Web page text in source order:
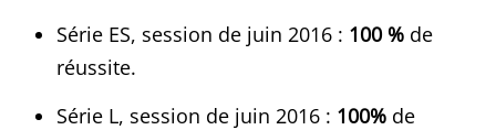
Série ES, session de juin 2016 : 100 % de
réussite.
Série L, session de juin 2016 : 100% de